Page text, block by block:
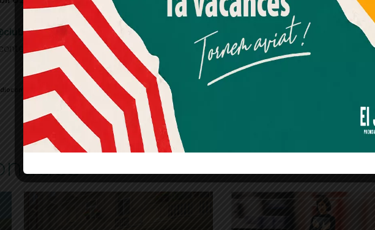
trobaràs penjat el teu conficonte i podràs gaudir de
compartits en aquesta comunitat virtual.
Avi Conficontes Confinament Contes per telèfon
Covid-19
Gianni Rodari Nets
Més informació Acceptar Rebutjar tot
Quan l’usuari crea un compte al Diari el Jardí, dona el seu
consentiment explícit per rebre comunicacions
informatives relacionades amb el servei. Aquest
consentiment pot ser revocat en qualsevol moment
mitjançant l’enllaç de baixa present a tots els correus.